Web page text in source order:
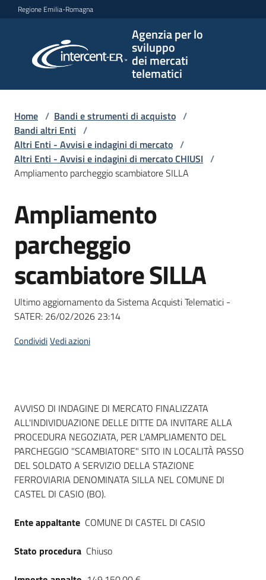
Vai al contenuto
Vai alla navigazione
Vai al footer
Regione Emilia-Romagna
Agenzia per lo
sviluppo
dei mercati
telematici
per lo
sviluppo
telematici
L'Agenzia
Bandi
strumenti
di
acquisto
Supporto
English
site
su
Home / Bandi e strumenti di acquisto /
Bandi altri Enti /
Altri Enti - Avvisi e indagini di mercato /
Altri Enti - Avvisi e indagini di mercato CHIUSI /
Ampliamento parcheggio scambiatore SILLA
Salta al contenuto
Ampliamento
parcheggio
scambiatore SILLA
Ultimo aggiornamento da Sistema Acquisti Telematici -
SATER: 26/02/2026 23:14
CondividiVedi azioni
Dati del bando
AVVISO DI INDAGINE DI MERCATO FINALIZZATA
ALL'INDIVIDUAZIONE DELLE DITTE DA INVITARE ALLA
PROCEDURA NEGOZIATA, PER L'AMPLIAMENTO DEL
PARCHEGGIO "SCAMBIATORE" SITO IN LOCALITÀ PASSO
DEL SOLDATO A SERVIZIO DELLA STAZIONE
FERROVIARIA DENOMINATA SILLA NEL COMUNE DI
CASTEL DI CASIO (BO).
Ente appaltante COMUNE DI CASTEL DI CASIO
Stato procedura Chiuso